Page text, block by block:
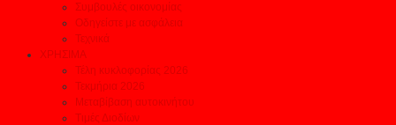
Συμβουλές οικονομίας
Οδηγείστε με ασφάλεια
Τεχνικά
ΧΡΗΣΙΜΑ
Τέλη κυκλοφορίας 2026
Τεκμήρια 2026
Μεταβίβαση αυτοκινήτου
Τιμές Διοδίων